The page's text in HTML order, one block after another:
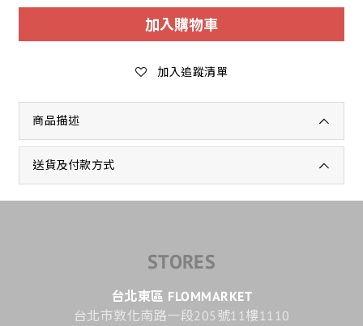
加入購物車
加入追蹤清單
商品描述
送貨及付款方式
STORES
台北東區 FLOMMARKET
台北市敦化南路一段205號11樓1110